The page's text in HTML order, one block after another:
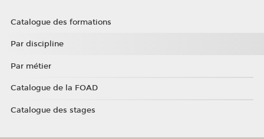
Catalogue des formations
Par discipline
Par métier
Catalogue de la FOAD
Catalogue des stages